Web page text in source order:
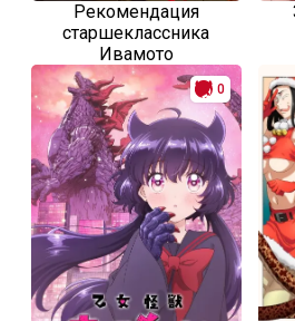
Рекомендация
старшеклассника
Ивамото
0